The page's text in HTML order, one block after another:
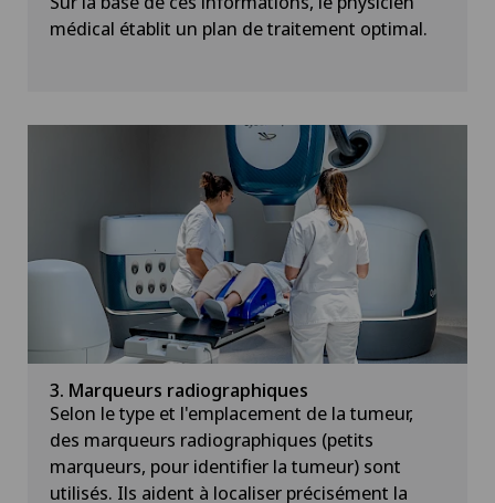
médical établit un plan de traitement optimal.
3. Marqueurs radiographiques
Selon le type et l'emplacement de la tumeur,
des marqueurs radiographiques (petits
marqueurs, pour identifier la tumeur) sont
utilisés. Ils aident à localiser précisément la